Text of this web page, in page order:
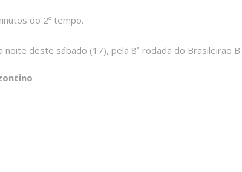
do 2º tempo.
deste sábado (17), pela 8ª rodada do Brasileirão B.